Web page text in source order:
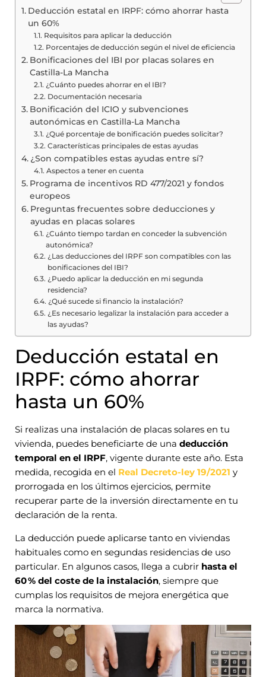
Deducción estatal en IRPF: cómo ahorrar hasta
un 60%
Requisitos para aplicar la deducción
Porcentajes de deducción según el nivel de eficiencia
Bonificaciones del IBI por placas solares en
Castilla-La Mancha
¿Cuánto puedes ahorrar en el IBI?
Documentación necesaria
Bonificación del ICIO y subvenciones
autonómicas en Castilla-La Mancha
¿Qué porcentaje de bonificación puedes solicitar?
Características principales de estas ayudas
¿Son compatibles estas ayudas entre sí?
Aspectos a tener en cuenta
Programa de incentivos RD 477/2021 y fondos
europeos
Preguntas frecuentes sobre deducciones y
ayudas en placas solares
¿Cuánto tiempo tardan en conceder la subvención
autonómica?
¿Las deducciones del IRPF son compatibles con las
bonificaciones del IBI?
¿Puedo aplicar la deducción en mi segunda
residencia?
¿Qué sucede si financio la instalación?
¿Es necesario legalizar la instalación para acceder a
las ayudas?
Deducción estatal en
IRPF: cómo ahorrar
hasta un 60%
Si realizas una instalación de placas solares en tu
vivienda, puedes beneficiarte de una deducción
temporal en el IRPF, vigente durante este año. Esta
medida, recogida en el Real Decreto-ley 19/2021 y
prorrogada en los últimos ejercicios, permite
recuperar parte de la inversión directamente en tu
declaración de la renta.
La deducción puede aplicarse tanto en viviendas
habituales como en segundas residencias de uso
particular. En algunos casos, llega a cubrir hasta el
60 % del coste de la instalación, siempre que
cumplas los requisitos de mejora energética que
marca la normativa.